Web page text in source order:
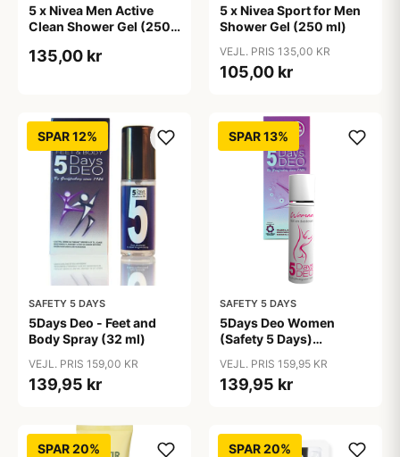
5 x Nivea Men Active
Clean Shower Gel (250
135,00 kr
5 x Nivea Sport for Men
Shower Gel (250 ml)
VEJL. PRIS 135,00 KR
105,00 kr
SPAR 12%
SAFETY 5 DAYS
5Days Deo - Feet and
Body Spray (32 ml)
VEJL. PRIS 159,00 KR
139,95 kr
SPAR 13%
SAFETY 5 DAYS
5Days Deo Women
(Safety 5 Days)
VEJL. PRIS 159,95 KR
139,95 kr
SPAR 20% SPAR 20%